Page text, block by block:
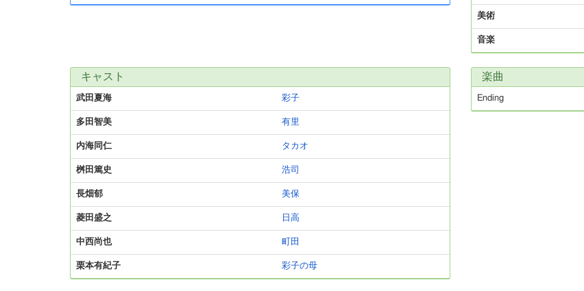
美術
音楽
キャスト
武田夏海 彩子
多田智美 有里
内海同仁 タカオ
桝田篤史 浩司
長畑郁 美保
菱田盛之 日高
中西尚也 町田
栗本有紀子 彩子の母
楽曲
Ending